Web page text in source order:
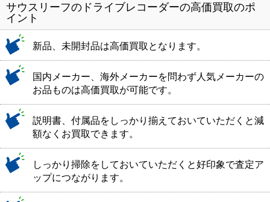
サウスリーフのドライブレコーダーの高価買取のポ
イント
新品、未開封品は高価買取となります。
国内メーカー、海外メーカーを問わず人気メーカーの
お品ものは高価買取が可能です。
説明書、付属品をしっかり揃えておいていただくと減
額なくお買取できます。
しっかり掃除をしておいていただくと好印象で査定ア
ップにつながります。